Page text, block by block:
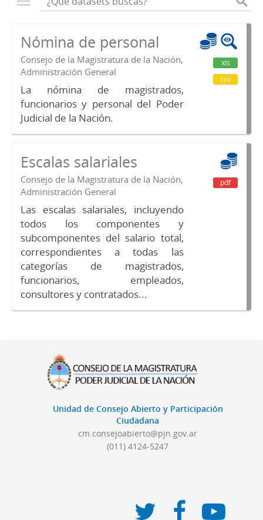
Nómina de personal
Consejo de la Magistratura de la Nación,
Administración General
La nómina de magistrados,
funcionarios y personal del Poder
Judicial de la Nación.
xls
csv
Escalas salariales
Consejo de la Magistratura de la Nación,
Administración General
Las escalas salariales, incluyendo
todos los componentes y
subcomponentes del salario total,
correspondientes a todas las
categorías de magistrados,
funcionarios, empleados,
consultores y contratados...
pdf
Unidad de Consejo Abierto y Participación
Ciudadana
cm.consejoabierto@pjn.gov.ar
(011) 4124-5247